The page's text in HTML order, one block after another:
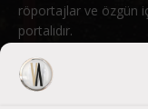
röportajlar ve özgün
portalıdır.
Bizimle iletişime geçin: